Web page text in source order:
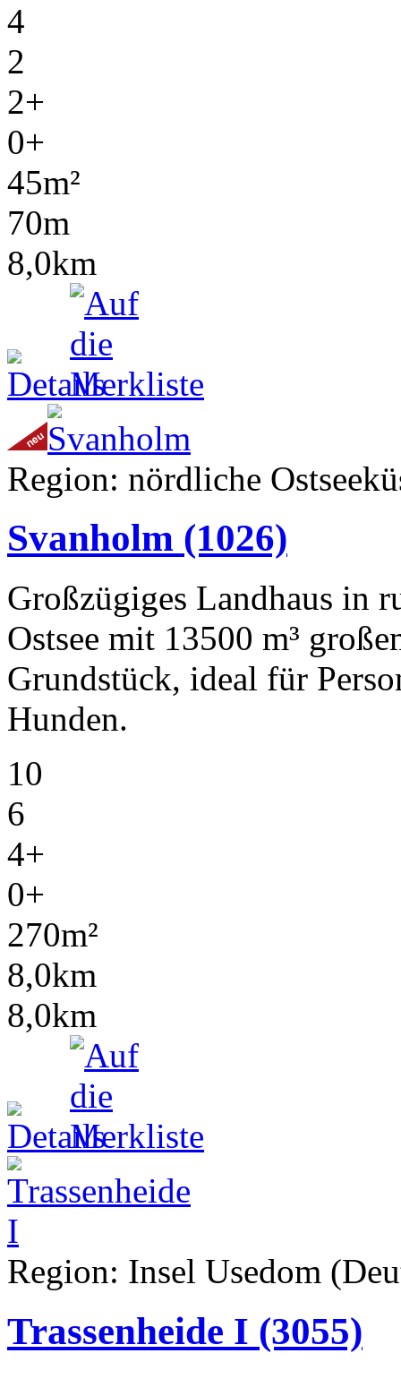
4
2
2+
0+
45m²
70m
8,0km
Region: nördliche
Svanholm (1026)
Großzügiges Landhaus in
Ostsee mit 13500 m³
Grundstück, ideal für
Hunden.
10
6
4+
0+
270m²
8,0km
8,0km
Region: Insel Usedom
Trassenheide I (3055)